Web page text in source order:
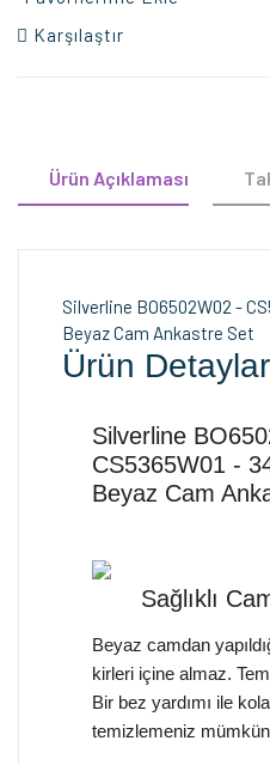
Karşılaştır
Ürün Açıklaması
Silverline BO6502W02 -
Beyaz Cam Ankastre Set
Ürün
Silverline
CS5365W01 -
Beyaz Cam
Sağlıklı
Beyaz camdan
kirleri içine almaz.
Bir bez yardımı ile
temizlemeniz